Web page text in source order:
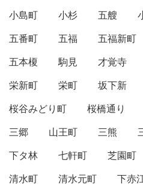
小島町
小杉 五艘
五番町
五福 五福新町
五本榎
駒見 才覚寺
栄新町
栄町 坂下新
桜谷みどり町
桜橋通り
三郷
山王町 三熊
下タ林
七軒町 芝園町
清水町
清水元町 下赤